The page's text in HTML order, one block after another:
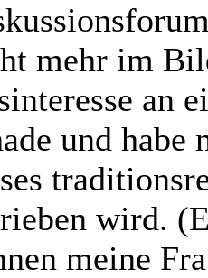
mehr im
an
und habe
wird.
meine